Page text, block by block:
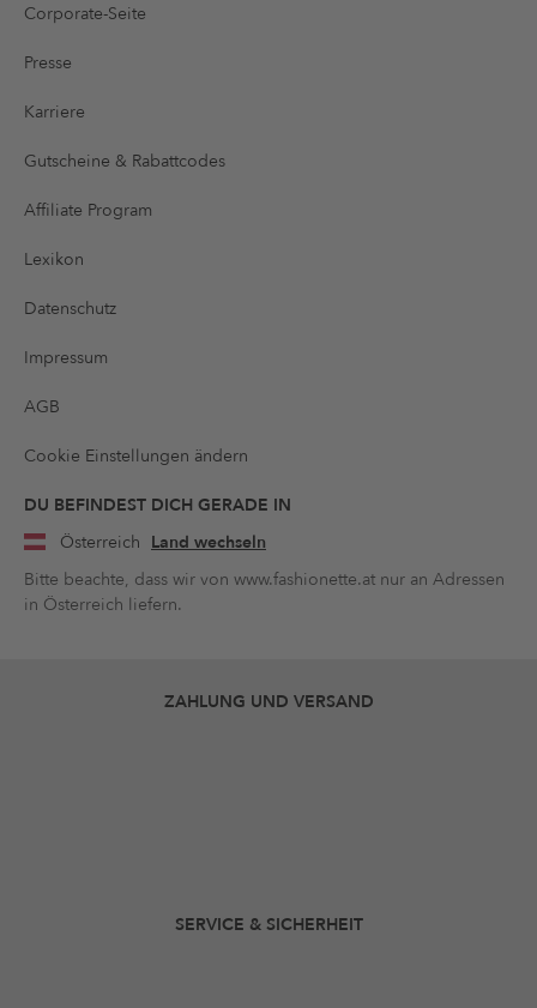
Corporate-Seite
Presse
Karriere
Gutscheine & Rabattcodes
Affiliate Program
Lexikon
Datenschutz
Impressum
AGB
Cookie Einstellungen ändern
DU BEFINDEST DICH GERADE IN
Österreich Land wechseln
Bitte beachte, dass wir von www.fashionette.at nur an Adressen
in Österreich liefern.
ZAHLUNG UND VERSAND
SERVICE & SICHERHEIT